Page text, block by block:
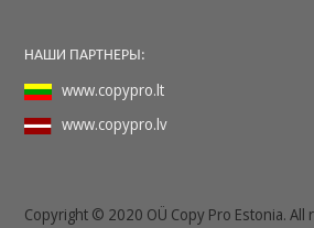
НАШИ ПАРТНЕРЫ:
www.copypro.lt
www.copypro.lv
Copyright © 2020 OÜ Copy Pro Estonia. All